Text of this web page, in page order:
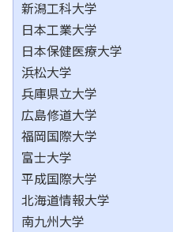
新潟工科大学
日本工業大学
日本保健医療大学
浜松大学
兵庫県立大学
広島修道大学
福岡国際大学
富士大学
平成国際大学
北海道情報大学
南九州大学